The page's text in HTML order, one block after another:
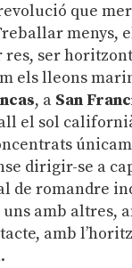
que
menys,
res, ser
els lleons
, a San
el sol
dirigir-se a
de romandre
amb altres,
amb